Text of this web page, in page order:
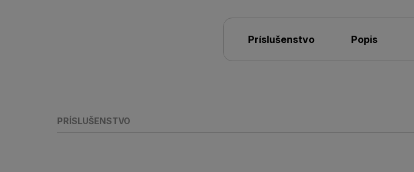
Príslušenstvo Popis
PRÍSLUŠENSTVO